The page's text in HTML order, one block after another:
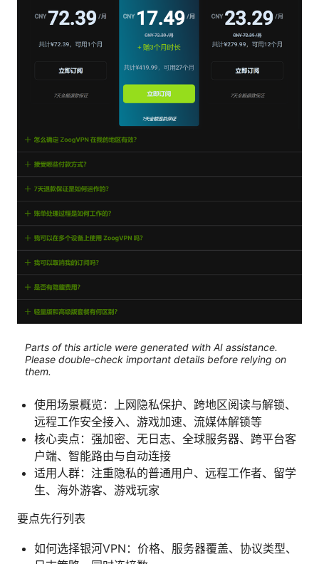
Parts of this article were generated with AI assistance.
Please double-check important details before relying on
them.
使用场景概览：上网隐私保护、跨地区阅读与解锁、
远程工作安全接入、游戏加速、流媒体解锁等
核心卖点：强加密、无日志、全球服务器、跨平台客
户端、智能路由与自动连接
适用人群：注重隐私的普通用户、远程工作者、留学
生、海外游客、游戏玩家
要点先行列表
如何选择银河VPN：价格、服务器覆盖、协议类型、